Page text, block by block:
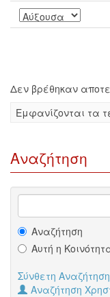
Δεν βρέθηκαν
Eμφανίζονται τα
Αναζήτηση
Αναζήτηση
Αυτή η
Σύνθετη Αναζήτηση
Αναζήτηση